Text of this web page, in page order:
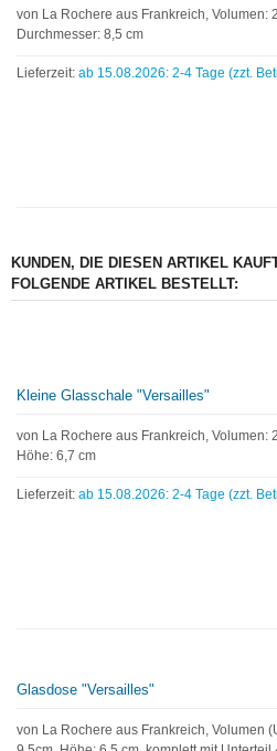
von La Rochere aus Frankreich, Volumen:
Durchmesser: 8,5 cm
Lieferzeit: ab 15.08.2026: 2-4 Tage (zzt.
KUNDEN, DIE DIESEN ARTIKEL
FOLGENDE ARTIKEL BESTELLT:
Kleine Glasschale "Versailles"
von La Rochere aus Frankreich, Volumen:
Höhe: 6,7 cm
Lieferzeit: ab 15.08.2026: 2-4 Tage (zzt.
Glasdose "Versailles"
von La Rochere aus Frankreich, Volumen